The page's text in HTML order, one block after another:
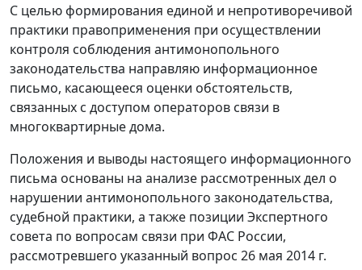
С целью формирования единой и непротиворечивой
практики правоприменения при осуществлении
контроля соблюдения антимонопольного
законодательства направляю информационное
письмо, касающееся оценки обстоятельств,
связанных с доступом операторов связи в
многоквартирные дома.
Положения и выводы настоящего информационного
письма основаны на анализе рассмотренных дел о
нарушении антимонопольного законодательства,
судебной практики, а также позиции Экспертного
совета по вопросам связи при ФАС России,
рассмотревшего указанный вопрос 26 мая 2014 г.